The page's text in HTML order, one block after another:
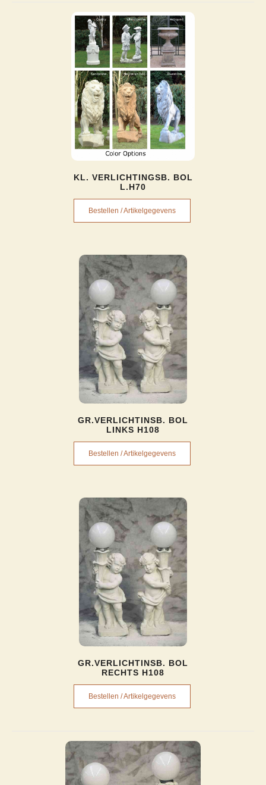
KL. VERLICHTINGSB. BOL
L.H70
Bestellen / Artikelgegevens
GR.VERLICHTINSB. BOL
LINKS H108
Bestellen / Artikelgegevens
GR.VERLICHTINSB. BOL
RECHTS H108
Bestellen / Artikelgegevens